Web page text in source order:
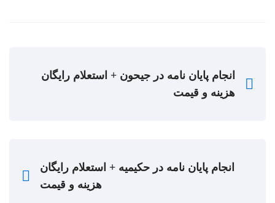
انجام پایان نامه در جیحون + استعلام رایگان
هزینه و قیمت
انجام پایان نامه در حکیمیه + استعلام رایگان
هزینه و قیمت